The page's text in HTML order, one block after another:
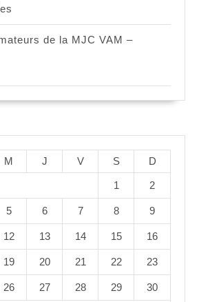
de la MJC VAM –
M J V S D
1 2
5 6 7 8 9
12 13 14 15 16
19 20 21 22 23
26 27 28 29 30